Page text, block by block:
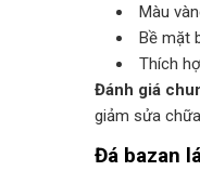
Màu
Bề mặt
Thích
Đánh giá
giảm sửa
Đá bazan